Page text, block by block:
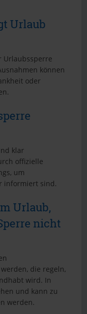
Urlaub
Urlaubssperre
können
oder
klar
offizielle
um
informiert sind.
Urlaub,
nicht
die regeln,
wird. In
und kann zu
werden.